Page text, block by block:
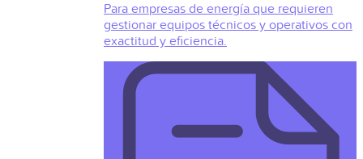
Para empresas de energía que requieren
gestionar equipos técnicos y operativos con
exactitud y eficiencia.